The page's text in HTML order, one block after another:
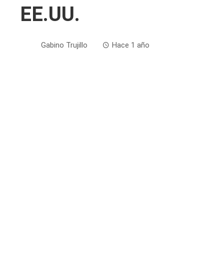
EE.UU.
Gabino Trujillo Hace 1 año